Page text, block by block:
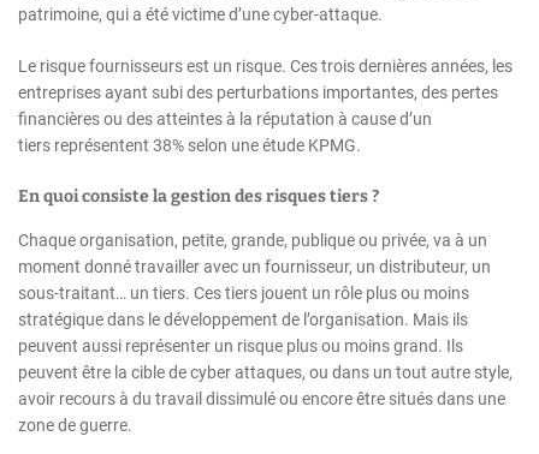
patrimoine, qui a été victime d’une cyber-attaque.
Le risque fournisseurs est un risque. Ces trois dernières années, les
entreprises ayant subi des perturbations importantes, des pertes
financières ou des atteintes à la réputation à cause d’un
tiers représentent 38% selon une étude KPMG.
En quoi consiste la gestion des risques tiers ?
Chaque organisation, petite, grande, publique ou privée, va à un
moment donné travailler avec un fournisseur, un distributeur, un
sous-traitant… un tiers. Ces tiers jouent un rôle plus ou moins
stratégique dans le développement de l’organisation. Mais ils
peuvent aussi représenter un risque plus ou moins grand. Ils
peuvent être la cible de cyber attaques, ou dans un tout autre style,
avoir recours à du travail dissimulé ou encore être situés dans une
zone de guerre.